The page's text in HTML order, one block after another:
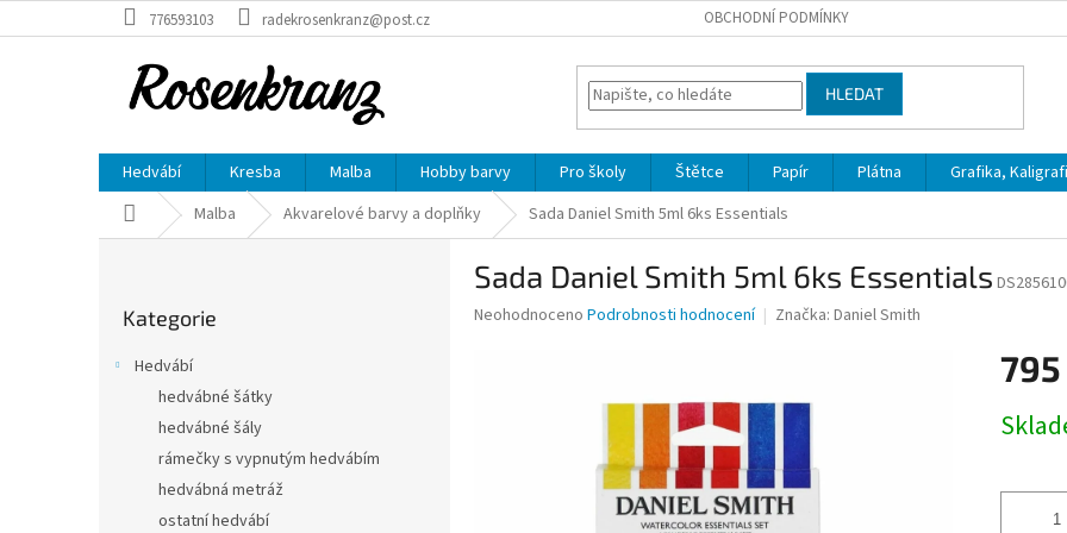
na
776593103 radekrosenkranz@post.cz OBCHODNÍ PODMÍNKY
HLEDAT
Hedvábí Kresba Malba Hobby barvy Pro školy Štětce Papír Plátna Grafika,
Domů Malba Akvarelové barvy a doplňky Sada Daniel Smith 5ml 6ks Essentials
kategorie
Kategorie
Hedvábí
hedvábné šátky
hedvábné šály
rámečky s vypnutým hedvábím
hedvábná metráž
ostatní hedvábí
Sada Daniel Smith 5ml 6ks Essentials
Průměrné
Neohodnoceno Podrobnosti hodnocení Značka: Daniel Smith
795
cena: